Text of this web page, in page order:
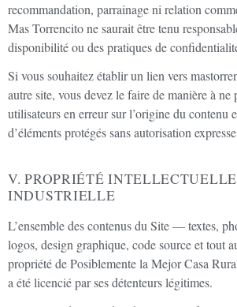
recommandation, parrainage ni relation
Mas Torrencito ne saurait être tenu
disponibilité ou des pratiques de
Si vous souhaitez établir un lien vers
autre site, vous devez le faire de manière à ne
utilisateurs en erreur sur l’origine du contenu
d’éléments protégés sans autorisation
V. PROPRIÉTÉ
INDUSTRIELLE
L’ensemble des contenus du Site — textes,
logos, design graphique, code source et tout
propriété de Posiblemente la Mejor Casa
a été licencié par ses détenteurs légitimes.